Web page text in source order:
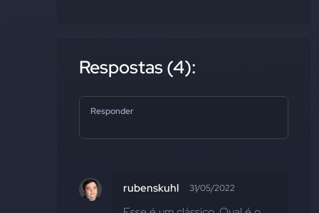
Respostas (4):
Responder
rubenskuhl 31/05/2022